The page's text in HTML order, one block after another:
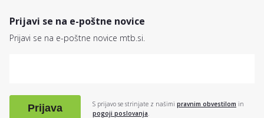
Prijavi se na e-poštne novice
Prijavi se na e-poštne novice mtb.si.
Prijava S prijavo se strinjate z našimi pravnim obvestilom in
pogoji poslovanja